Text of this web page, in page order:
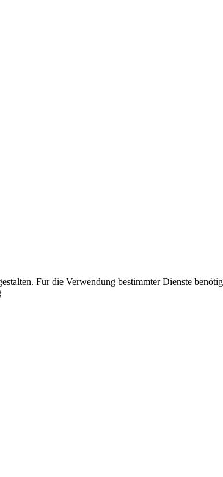
Für die Verwendung bestimmter Dienste